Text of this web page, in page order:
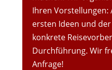
Ihren Vorstellungen:
ersten Ideen und
konkrete
Durchführung. Wir
Anfrage!